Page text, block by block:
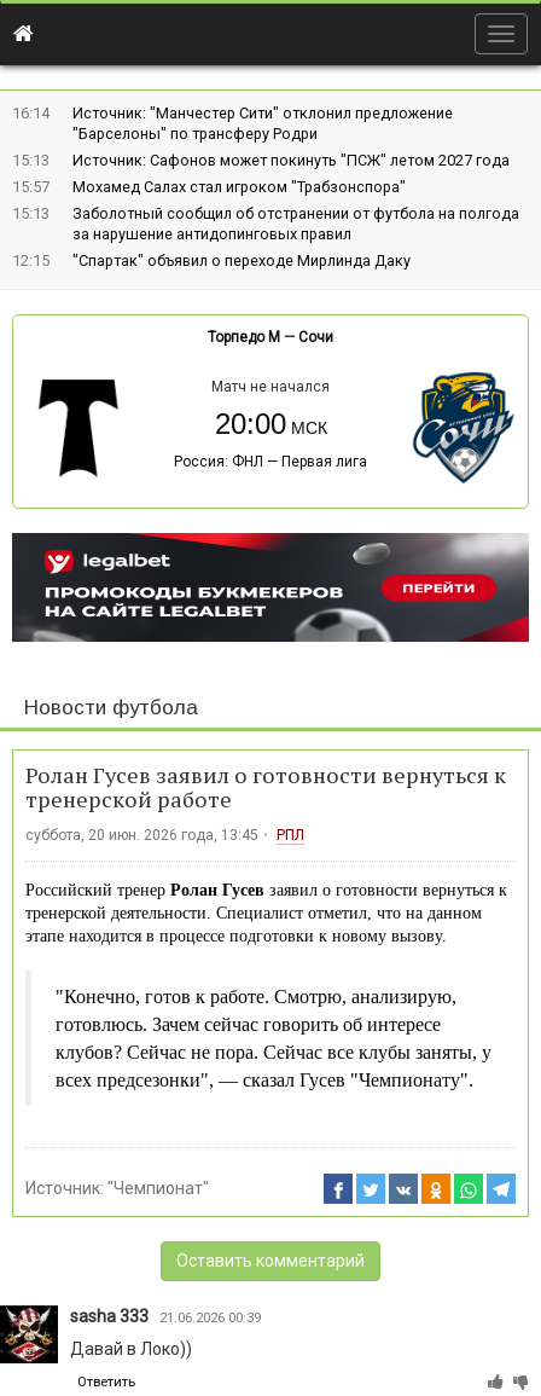
16:14
Источник: "Манчестер Сити" отклонил предложение
"Барселоны" по трансферу Родри
15:13
Источник: Сафонов может покинуть "ПСЖ" летом 2027 года
15:57
Мохамед Салах стал игроком "Трабзонспора"
15:13
Заболотный сообщил об отстранении от футбола на полгода
за нарушение антидопинговых правил
12:15
"Спартак" объявил о переходе Мирлинда Даку
Торпедо М — Сочи
Матч не начался
20:00
Россия: ФНЛ — Первая лига
Новости футбола
Ролан Гусев заявил о готовности вернуться к
тренерской работе
суббота, 20 июн. 2026 года, 13:45 РПЛ
Российский тренер Ролан Гусев заявил о готовности вернуться к
тренерской деятельности. Специалист отметил, что на данном
этапе находится в процессе подготовки к новому вызову.
"Конечно, готов к работе. Смотрю, анализирую,
готовлюсь. Зачем сейчас говорить об интересе
клубов? Сейчас не пора. Сейчас все клубы заняты, у
всех предсезонки", — сказал Гусев "Чемпионату".
Источник: "Чемпионат"
Оставить комментарий
sasha 333 21.06.2026 00:39
Давай в Локо))
Ответить